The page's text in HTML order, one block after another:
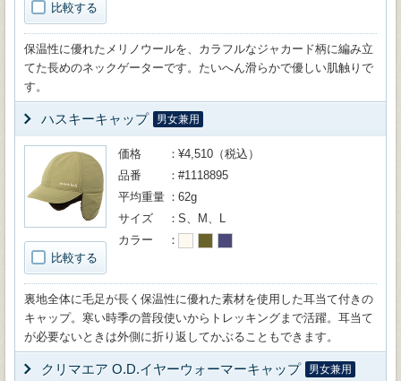
比較する
保温性に優れたメリノウールを、カラフルなジャカード柄に編み立
てた長めのネックゲーターです。たいへん滑らかで優しい肌触りで
す。
ハスキーキャップ 男女兼用
比較する
価格
¥4,510（税込）
品番
#1118895
平均重量
62g
サイズ
S、M、L
カラー
裏地全体に毛足が長く保温性に優れた素材を使用した耳当て付きの
キャップ。寒い時季の普段使いからトレッキングまで活躍。耳当て
が必要ないときは外側に折り返してかぶることもできます。
クリマエア O.D.イヤーウォーマーキャップ 男女兼用